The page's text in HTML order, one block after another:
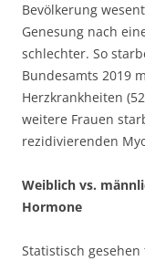
Bevölkerung
Genesung nach
schlechter. So
Bundesamts 2019
Herzkrankheiten
weitere Frauen
rezidivierenden
Weiblich vs.
Hormone
Statistisch